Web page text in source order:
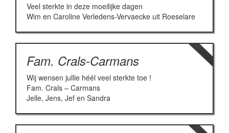
Veel sterkte in deze moeilijke dagen
Wim en Caroline Verledens-Vervaecke uit Roeselare
Fam. Crals-Carmans
Wij wensen jullie héél veel sterkte toe !
Fam. Crals – Carmans
Jelle, Jens, Jef en Sandra